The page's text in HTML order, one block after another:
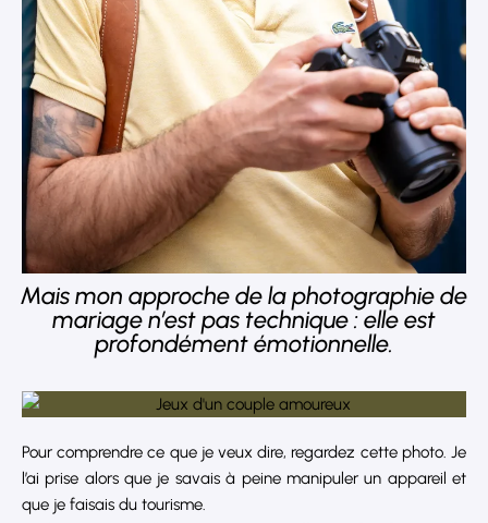
Mais mon approche de la photographie de
mariage n’est pas technique : elle est
profondément émotionnelle.
Pour comprendre ce que je veux dire, regardez cette photo. Je
l’ai prise alors que je savais à peine manipuler un appareil et
que je faisais du tourisme.